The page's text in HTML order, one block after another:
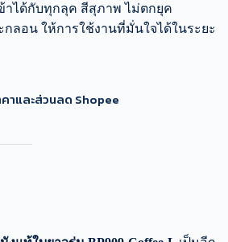
ข้าได้กับทุกลุค สีสุภาพ ไม่ตกยุค
กลอน ให้การใช้งานที่มั่นใจได้ในระยะ
คาและส่วนลด Shopee